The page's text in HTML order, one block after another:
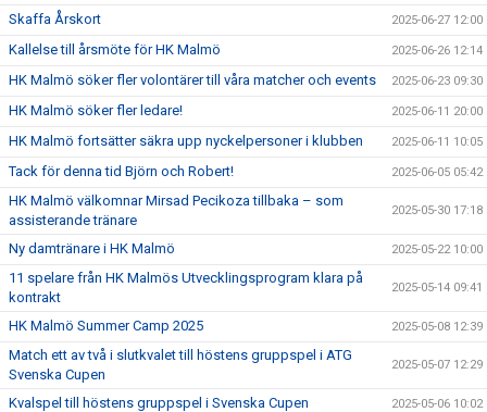
Skaffa Årskort 2025-06-27 12:00
Kallelse till årsmöte för HK Malmö 2025-06-26 12:14
HK Malmö söker fler volontärer till våra matcher och events 2025-06-23 09:30
HK Malmö söker fler ledare! 2025-06-11 20:00
HK Malmö fortsätter säkra upp nyckelpersoner i klubben 2025-06-11 10:05
Tack för denna tid Björn och Robert! 2025-06-05 05:42
HK Malmö välkomnar Mirsad Pecikoza tillbaka – som
assisterande tränare
2025-05-30 17:18
Ny damtränare i HK Malmö 2025-05-22 10:00
11 spelare från HK Malmös Utvecklingsprogram klara på
kontrakt
2025-05-14 09:41
HK Malmö Summer Camp 2025 2025-05-08 12:39
Match ett av två i slutkvalet till höstens gruppspel i ATG
Svenska Cupen
2025-05-07 12:29
Kvalspel till höstens gruppspel i Svenska Cupen 2025-05-06 10:02